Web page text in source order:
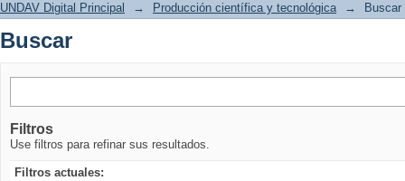
UNDAV Digital Principal → Producción científica y tecnológica → Buscar
Buscar
Filtros
Use filtros para refinar sus resultados.
Filtros actuales: